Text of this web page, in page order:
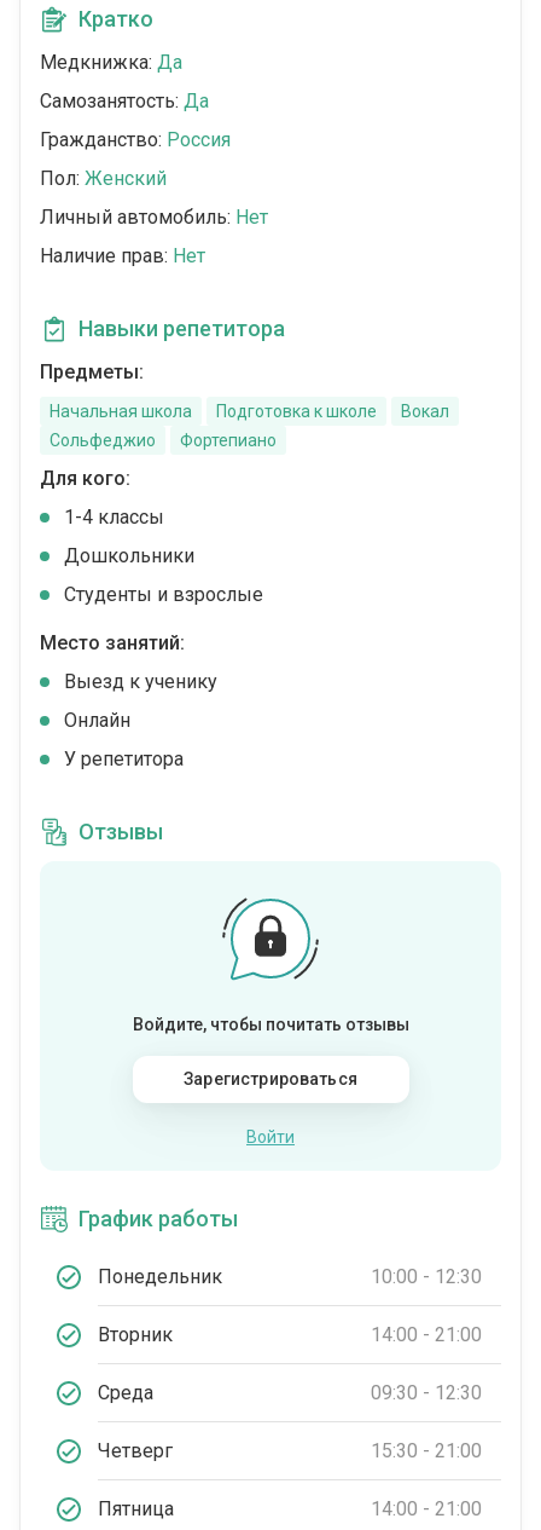
Кратко
Медкнижка: Да
Самозанятость: Да
Гражданство: Россия
Пол: Женский
Личный автомобиль: Нет
Наличие прав: Нет
Навыки репетитора
Предметы:
Начальная школа Подготовка к школе
Вокал
Сольфеджио
Фортепиано
Для кого:
1-4 классы
Дошкольники
Студенты и взрослые
Место занятий:
Выезд к ученику
Онлайн
У репетитора
Отзывы
Войдите, чтобы почитать отзывы
Зарегистрироваться
Войти
График работы
Понедельник 10:00 - 12:30
Вторник 14:00 - 21:00
Среда 09:30 - 12:30
Четверг 15:30 - 21:00
Пятница 14:00 - 21:00